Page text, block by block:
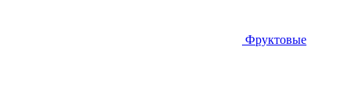
Фруктовые